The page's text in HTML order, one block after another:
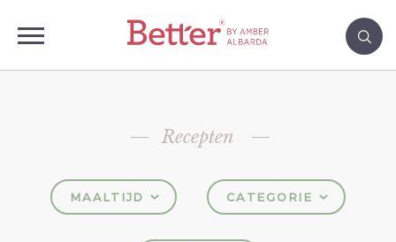
Recepten
MAALTIJD CATEGORIE